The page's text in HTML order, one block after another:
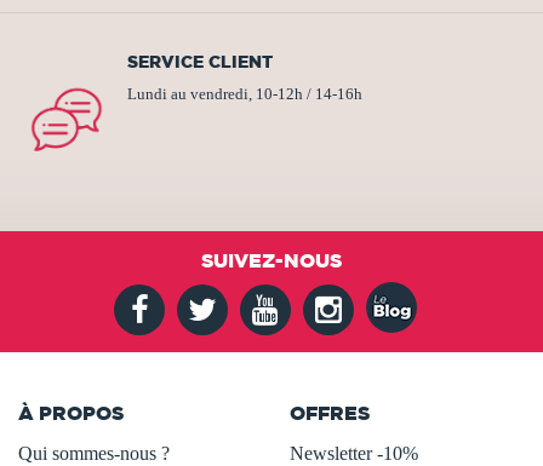
SERVICE CLIENT
Lundi au vendredi, 10-12h / 14-16h
SUIVEZ-NOUS
À PROPOS
Qui sommes-nous ?
OFFRES
Newsletter -10%